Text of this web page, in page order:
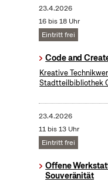
23.4.2026
16 bis 18 Uhr
Eintritt frei
Code and
Kreative
Stadtteilbibliothek
23.4.2026
11 bis 13 Uhr
Eintritt frei
Offene
Souveränität